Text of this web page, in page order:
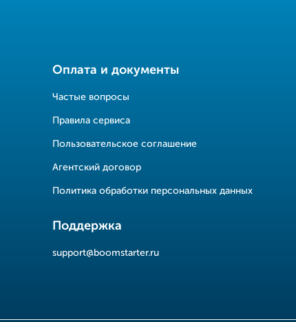
Оплата и документы
Частые вопросы
Правила сервиса
Пользовательское соглашение
Агентский договор
Политика обработки персональных данных
Поддержка
support@boomstarter.ru